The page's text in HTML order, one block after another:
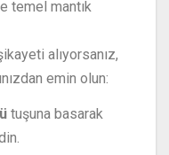
temel mantık
alıyorsanız,
emin olun:
tuşuna basarak